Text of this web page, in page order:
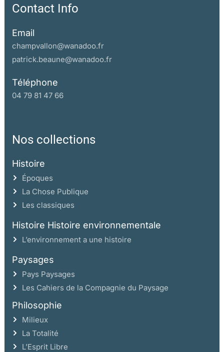
Contact Info
Email
champvallon@wanadoo.fr
patrick.beaune@wanadoo.fr
Téléphone
04 79 81 47 66
Nos collections
Histoire
Époques
La Chose Publique
Les classiques
Histoire Histoire environnementale
L’environnement a une histoire
Paysages
Pays Paysages
Les Cahiers de la Compagnie du Paysage
Philosophie
Milieux
La Totalité
L’Esprit Libre